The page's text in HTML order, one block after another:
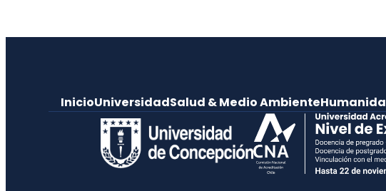
InicioUniversidadSalud & Medio Ambiente